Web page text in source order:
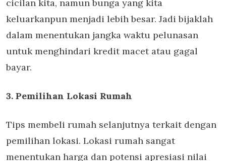
cicilan kita, namun bunga yang kita
keluarkanpun menjadi lebih besar. Jadi bijaklah
dalam menentukan jangka waktu pelunasan
untuk menghindari kredit macet atau gagal
bayar.
3. Pemilihan Lokasi Rumah
Tips membeli rumah selanjutnya terkait dengan
pemilihan lokasi. Lokasi rumah sangat
menentukan harga dan potensi apresiasi nilai